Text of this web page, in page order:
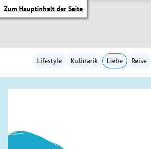
Zum Hauptinhalt der Seite
Lifestyle Kulinarik Liebe Reise